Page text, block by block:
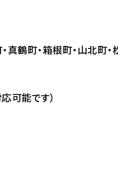
鶴町・箱根町・山北町・
可能です）